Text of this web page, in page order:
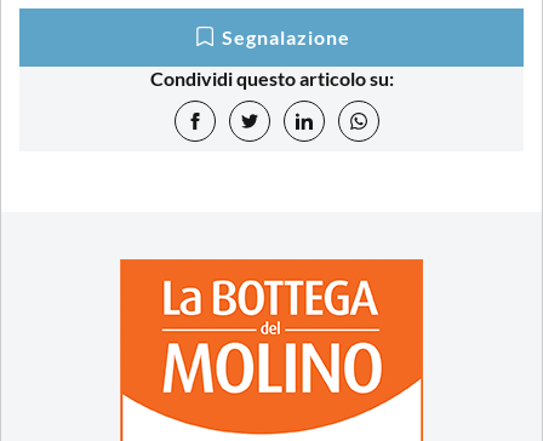
Segnalazione
Condividi questo articolo su: